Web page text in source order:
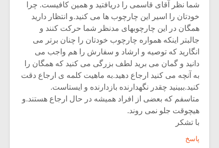
شما نظر آقای قاسمی را دریافتید و همین کافیست. چرا
خودتان را اسیر این چارچوب ها می کنید.و انتظار دارید
همگان در این چارچوبهای مدنظر شما حرکت کنند و
جالبتر اینکه همواره چارچوب خودتان را چنان برتر می
انگارید که توصیه و ارشاد و سفارش را هم واجب می
دانید و گمان می برید لطف بزرگی می کنید که همگان را
به آنچه می کنید ارجاع دهید.به ماهیت کلمه ی ارجاع دقت
کنید.ببینید چقدر نگهدارنده بازدارنده و ایستاست.
متاسفم که بعضی از افراد همیشه در حال ارجاع هستند.و
هیچوقت جلو نمی روند.
با تشکر
پاسخ